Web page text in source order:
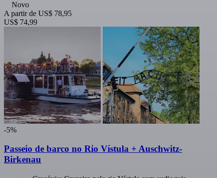
Novo
A partir de US$ 78,95
US$ 74,99
-5%
Passeio de barco no Rio Vístula + Auschwitz-
Birkenau